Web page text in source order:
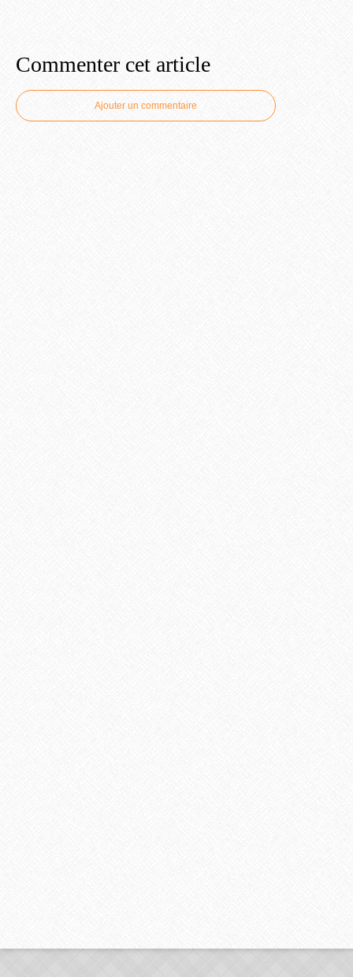
Commenter cet article
Ajouter un commentaire